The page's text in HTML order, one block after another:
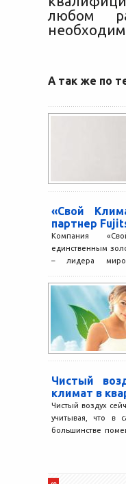
любом
А так же по
«Свой
партнер
Компания
единственным
– лидера
регионе России.
Чистый
климат в
Чистый воздух
учитывая, что в
большинстве
воздуха просто